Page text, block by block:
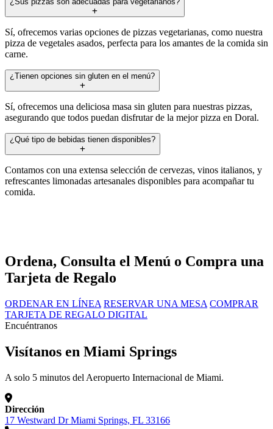
Sí, ofrecemos varias opciones de pizzas vegetarianas, como nuestra
pizza de vegetales asados, perfecta para los amantes de la comida sin
carne.
¿Tienen opciones sin gluten en el menú?
Sí, ofrecemos una deliciosa masa sin gluten para nuestras pizzas,
asegurando que todos puedan disfrutar de la mejor pizza en Doral.
¿Qué tipo de bebidas tienen disponibles?
Contamos con una extensa selección de cervezas, vinos italianos, y
refrescantes limonadas artesanales disponibles para acompañar tu
comida.
Ordena, Consulta el Menú o Compra una
Tarjeta de Regalo
ORDENAR EN LÍNEA RESERVAR UNA MESA COMPRAR
TARJETA DE REGALO DIGITAL
Encuéntranos
Visítanos en Miami Springs
A solo 5 minutos del Aeropuerto Internacional de Miami.
Dirección
17 Westward Dr Miami Springs, FL 33166